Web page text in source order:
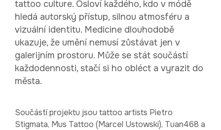
tattoo culture. Osloví každého, kdo v módě
hledá autorský přístup, silnou atmosféru a
vizuální identitu. Medicine dlouhodobě
ukazuje, že umění nemusí zůstávat jen v
galerijním prostoru. Může se stát součástí
každodennosti, stačí si ho obléct a vyrazit do
města.
Součástí projektu jsou tattoo artists Pietro
Stigmata, Mus Tattoo (Marcel Ustowski), Tuan468 a